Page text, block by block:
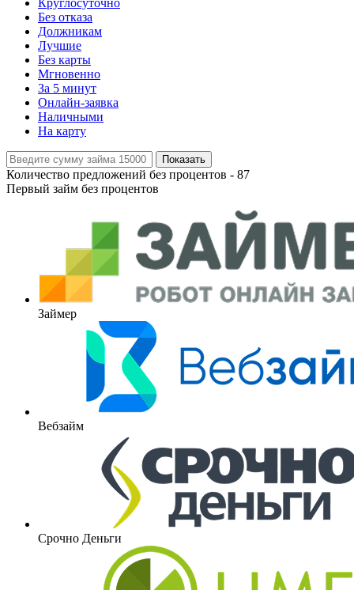
Без отказа
Должникам
Лучшие
Без карты
Мгновенно
За 5 минут
Онлайн-заявка
Наличными
На карту
Показать
Количество предложений без процентов - 87
Первый займ без процентов
Займер
Вебзайм
Срочно Деньги